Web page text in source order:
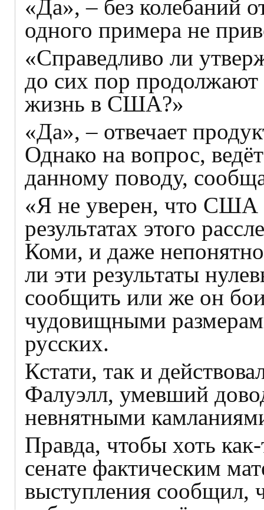
«Да», – без колебаний
одного примера не
«Справедливо ли
до сих пор
жизнь в США?»
«Да», – отвечает
Однако на вопрос,
данному поводу,
«Я не уверен, что США
результатах этого
Коми, и даже
ли эти результаты
сообщить или же он
чудовищными
русских.
Кстати, так и
Фалуэлл, умевший
невнятными
Правда, чтобы хоть
cенате фактическим
выступления сообщил,